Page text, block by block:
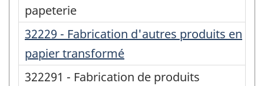
papeterie
32229 - Fabrication d'autres produits en
papier transformé
322291 - Fabrication de produits